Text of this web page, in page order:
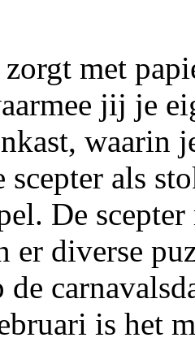
met
jij je
waarin
scepter als
De
er diverse
de
is het